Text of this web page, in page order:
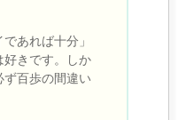
あれば十分」
好きです。しか
ず百歩の間違い